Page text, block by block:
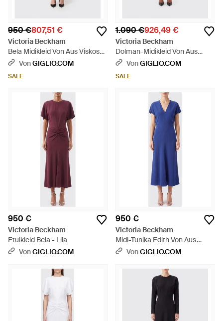
950 €807,51 €
Victoria Beckham
Bela Midikleid Von Aus Viskose
Mit Puffärmeln - Blau
VonGIGLIO.COM
SALE
1.090 €926,49 €
Victoria Beckham
Dolman-Midikleid Von Aus
Schurwolle Mit Langen Ärmeln
VonGIGLIO.COM
SALE
950 €
Victoria Beckham
Etuikleid Bela - Lila
VonGIGLIO.COM
950 €
Victoria Beckham
Midi-Tunika Edith Von Aus
Acetat Mit V-Ausschnitt - Blau
VonGIGLIO.COM